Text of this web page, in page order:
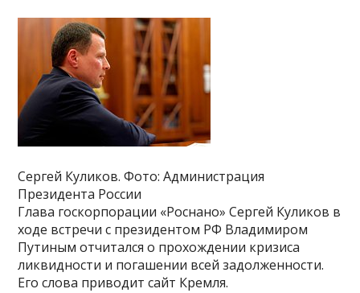
Сергей Куликов. Фото: Администрация
Президента России
Глава госкорпорации «Роснано» Сергей Куликов в
ходе встречи с президентом РФ Владимиром
Путиным отчитался о прохождении кризиса
ликвидности и погашении всей задолженности.
Его слова приводит сайт Кремля.